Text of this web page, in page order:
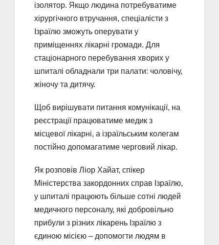
ізолятор. Якщо людина потребуватиме
хірургічного втручання, спеціалісти з
Ізраїлю зможуть оперувати у
приміщеннях лікарні громади. Для
стаціонарного перебування хворих у
шпиталі обладнали три палати: чоловічу,
жіночу та дитячу.
Щоб вирішувати питання комунікації, на
реєстрації працюватиме медик з
місцевої лікарні, а ізраїльським колегам
постійно допомагатиме черговий лікар.
Як розповів Ліор Хайат, спікер
Міністерства закордонних справ Ізраїлю,
у шпиталі працюють більше сотні людей
медичного персоналу, які добровільно
прибули з різних лікарень Ізраїлю з
єдиною місією – допомогти людям в